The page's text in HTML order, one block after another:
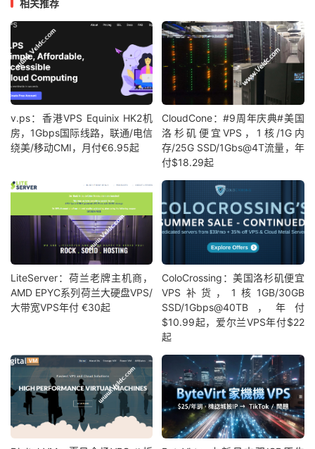
相关推荐
v.ps：香港VPS Equinix HK2机
房，1Gbps国际线路，联通/电信
绕美/移动CMI，月付€6.95起
CloudCone：#9周年庆典#美国
洛杉矶便宜VPS，1核/1G内
存/25G SSD/1Gbs@4T流量，年
付$18.29起
LiteServer：荷兰老牌主机商，
AMD EPYC系列荷兰大硬盘VPS/
大带宽VPS年付 €30起
ColoCrossing：美国洛杉矶便宜
VPS补货，1核1GB/30GB
SSD/1Gbps@40TB，年付
$10.99起，爱尔兰VPS年付$22
起